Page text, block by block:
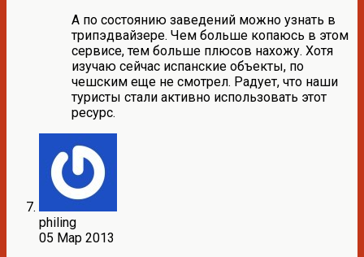
А по состоянию заведений можно узнать в
трипэдвайзере. Чем больше копаюсь в этом
сервисе, тем больше плюсов нахожу. Хотя
изучаю сейчас испанские объекты, по
чешским еще не смотрел. Радует, что наши
туристы стали активно использовать этот
ресурс.
philing
05 Мар 2013